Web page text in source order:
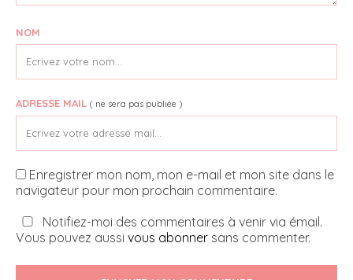
NOM
ADRESSE MAIL ( ne sera pas publiée )
Enregistrer mon nom, mon e-mail et mon site dans le
navigateur pour mon prochain commentaire.
Notifiez-moi des commentaires à venir via émail.
Vous pouvez aussi vous abonner sans commenter.